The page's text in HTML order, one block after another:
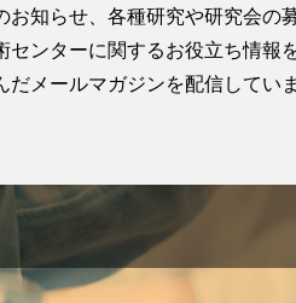
知らせ、各種研究や研究会の
ンターに関するお役立ち情報
メールマガジンを配信していま